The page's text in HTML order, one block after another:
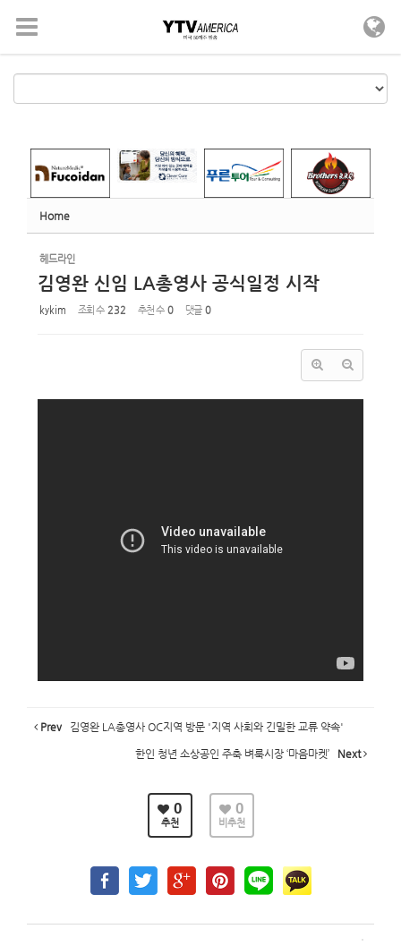
Home
헤드라인
김영완 신임 LA총영사 공식일정 시작
kykim 조회 수 232 추천 수 0 댓글 0
Prev 김영완 LA총영사 OC지역 방문 '지역 사회와 긴밀한 교류 약속'
한인 청년 소상공인 주축 벼룩시장 ‘마음마켓’ Next
0
추천
0
비추천